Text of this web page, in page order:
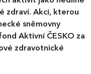
zdraví. Akci, kterou
sněmovny
Aktivní ČESKO za
zdravotnické